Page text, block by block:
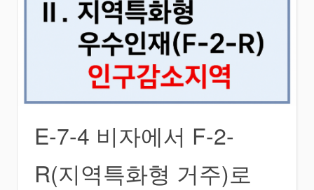
E-7-4 비자에서 F-2-
R(지역특화형 거주)로